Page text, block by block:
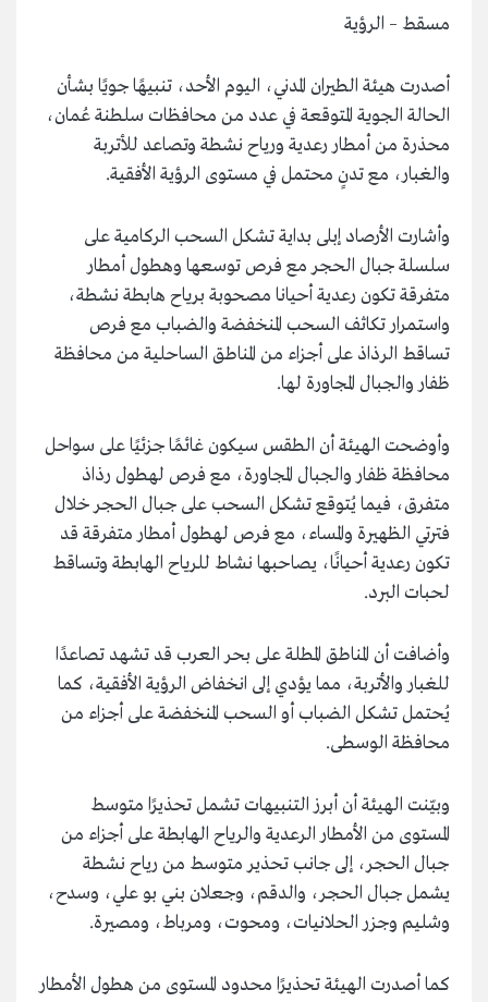
مسقط – الرؤية
أصدرت هيئة الطيران المدني، اليوم الأحد، تنبيهًا جويًا بشأن
الحالة الجوية المتوقعة في عدد من محافظات سلطنة عُمان،
محذرة من أمطار رعدية ورياح نشطة وتصاعد للأتربة
والغبار، مع تدنٍ محتمل في مستوى الرؤية الأفقية.
وأشارت الأرصاد إبلى بداية تشكل السحب الركامية على
سلسلة جبال الحجر مع فرص توسعها وهطول أمطار
متفرقة تكون رعدية أحيانا مصحوبة برياح هابطة نشطة،
واستمرار تكاثف السحب المنخفضة والضباب مع فرص
تساقط الرذاذ على أجزاء من المناطق الساحلية من محافظة
ظفار والجبال المجاورة لها.
وأوضحت الهيئة أن الطقس سيكون غائمًا جزئيًا على سواحل
محافظة ظفار والجبال المجاورة، مع فرص لهطول رذاذ
متفرق، فيما يُتوقع تشكل السحب على جبال الحجر خلال
فترتي الظهيرة والمساء، مع فرص لهطول أمطار متفرقة قد
تكون رعدية أحيانًا، يصاحبها نشاط للرياح الهابطة وتساقط
لحبات البرد.
وأضافت أن المناطق المطلة على بحر العرب قد تشهد تصاعدًا
للغبار والأتربة، مما يؤدي إلى انخفاض الرؤية الأفقية، كما
يُحتمل تشكل الضباب أو السحب المنخفضة على أجزاء من
محافظة الوسطى.
وبيّنت الهيئة أن أبرز التنبيهات تشمل تحذيرًا متوسط
المستوى من الأمطار الرعدية والرياح الهابطة على أجزاء من
جبال الحجر، إلى جانب تحذير متوسط من رياح نشطة
يشمل جبال الحجر، والدقم، وجعلان بني بو علي، وسدح،
وشليم وجزر الحلانيات، ومحوت، ومرباط، ومصيرة.
كما أصدرت الهيئة تحذيرًا محدود المستوى من هطول الأمطار